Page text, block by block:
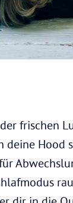
frischen
Hood